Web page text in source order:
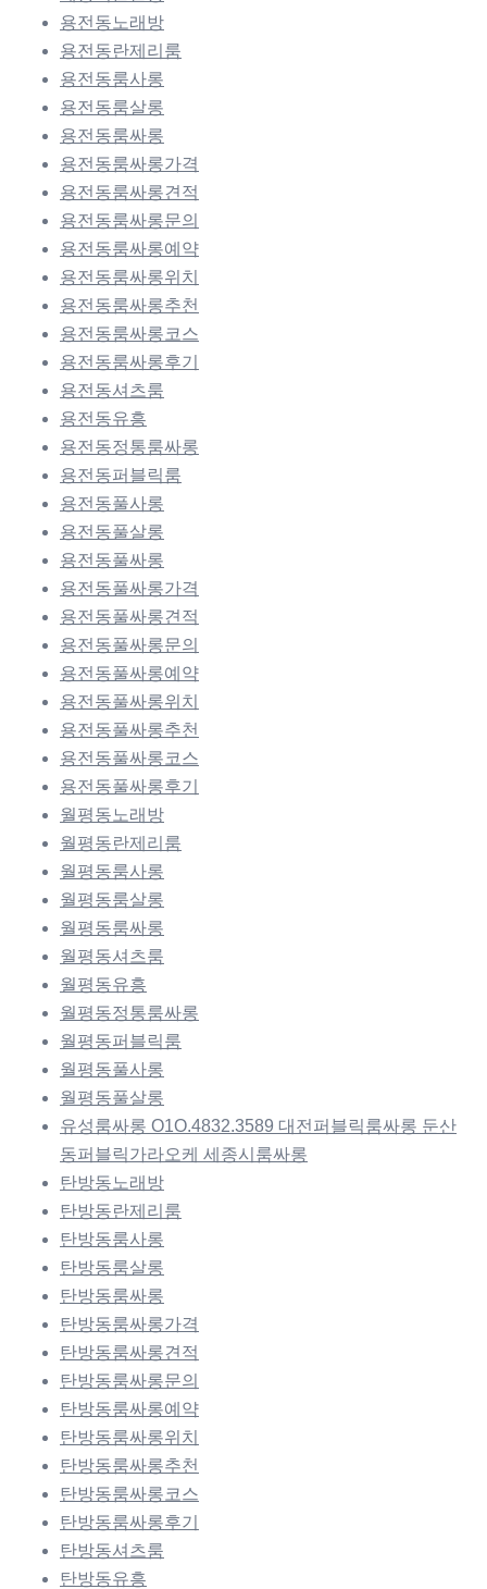
용전동노래방
용전동란제리룸
용전동룸사롱
용전동룸살롱
용전동룸싸롱
용전동룸싸롱가격
용전동룸싸롱견적
용전동룸싸롱문의
용전동룸싸롱예약
용전동룸싸롱위치
용전동룸싸롱추천
용전동룸싸롱코스
용전동룸싸롱후기
용전동셔츠룸
용전동유흥
용전동정통룸싸롱
용전동퍼블릭룸
용전동풀사롱
용전동풀살롱
용전동풀싸롱
용전동풀싸롱가격
용전동풀싸롱견적
용전동풀싸롱문의
용전동풀싸롱예약
용전동풀싸롱위치
용전동풀싸롱추천
용전동풀싸롱코스
용전동풀싸롱후기
월평동노래방
월평동란제리룸
월평동룸사롱
월평동룸살롱
월평동룸싸롱
월평동셔츠룸
월평동유흥
월평동정통룸싸롱
월평동퍼블릭룸
월평동풀사롱
월평동풀살롱
유성룸싸롱 O1O.4832.3589 대전퍼블릭룸싸롱 둔산
동퍼블릭가라오케 세종시룸싸롱
탄방동노래방
탄방동란제리룸
탄방동룸사롱
탄방동룸살롱
탄방동룸싸롱
탄방동룸싸롱가격
탄방동룸싸롱견적
탄방동룸싸롱문의
탄방동룸싸롱예약
탄방동룸싸롱위치
탄방동룸싸롱추천
탄방동룸싸롱코스
탄방동룸싸롱후기
탄방동셔츠룸
탄방동유흥